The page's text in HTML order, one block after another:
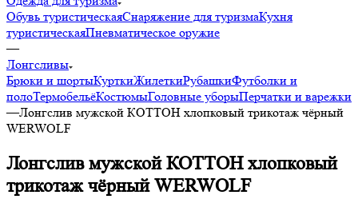
Обувь туристическаяСнаряжение для туризмаКухня
туристическаяПневматическое оружие
—
Лонгсливы
Брюки и шортыКурткиЖилеткиРубашкиФутболки и
полоТермобельёКостюмыГоловные уборыПерчатки и варежки
—Лонгслив мужской КОТТОН хлопковый трикотаж чёрный
WERWOLF
Лонгслив мужской КОТТОН хлопковый
трикотаж чёрный WERWOLF